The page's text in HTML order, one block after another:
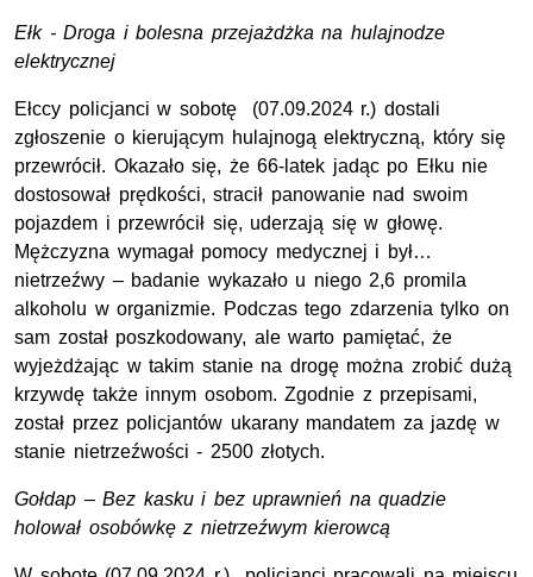
Ełk - Droga i bolesna przejażdżka na hulajnodze
elektrycznej
Ełccy policjanci w sobotę (07.09.2024 r.) dostali
zgłoszenie o kierującym hulajnogą elektryczną, który się
przewrócił. Okazało się, że 66-latek jadąc po Ełku nie
dostosował prędkości, stracił panowanie nad swoim
pojazdem i przewrócił się, uderzają się w głowę.
Mężczyzna wymagał pomocy medycznej i był…
nietrzeźwy – badanie wykazało u niego 2,6 promila
alkoholu w organizmie. Podczas tego zdarzenia tylko on
sam został poszkodowany, ale warto pamiętać, że
wyjeżdżając w takim stanie na drogę można zrobić dużą
krzywdę także innym osobom. Zgodnie z przepisami,
został przez policjantów ukarany mandatem za jazdę w
stanie nietrzeźwości - 2500 złotych.
Gołdap – Bez kasku i bez uprawnień na quadzie
holował osobówkę z nietrzeźwym kierowcą